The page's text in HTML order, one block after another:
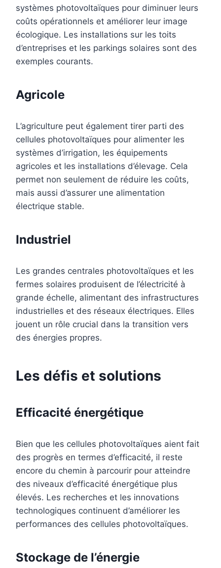
systèmes photovoltaïques pour diminuer leurs
coûts opérationnels et améliorer leur image
écologique. Les installations sur les toits
d’entreprises et les parkings solaires sont des
exemples courants.
Agricole
L’agriculture peut également tirer parti des
cellules photovoltaïques pour alimenter les
systèmes d’irrigation, les équipements
agricoles et les installations d’élevage. Cela
permet non seulement de réduire les coûts,
mais aussi d’assurer une alimentation
électrique stable.
Industriel
Les grandes centrales photovoltaïques et les
fermes solaires produisent de l’électricité à
grande échelle, alimentant des infrastructures
industrielles et des réseaux électriques. Elles
jouent un rôle crucial dans la transition vers
des énergies propres.
Les défis et solutions
Efficacité énergétique
Bien que les cellules photovoltaïques aient fait
des progrès en termes d’efficacité, il reste
encore du chemin à parcourir pour atteindre
des niveaux d’efficacité énergétique plus
élevés. Les recherches et les innovations
technologiques continuent d’améliorer les
performances des cellules photovoltaïques.
Stockage de l’énergie